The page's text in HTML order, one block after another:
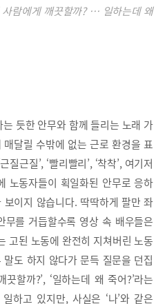
람에게 깨끗할까? … 일하는데 왜
듯한 안무와 함께 들리는 노래 가
달릴 수밖에 없는 근로 환경을 표
질근질’, ‘빨리빨리’, ‘착착’, 여기저
노동자들이 획일화된 안무로 응하
이지 않습니다. 딱딱하게 팔만 좌
를 거듭할수록 영상 속 배우들은
고된 노동에 완전히 지쳐버린 노동
도 하지 않다가 문득 질문을 던집
할까?’, ‘일하는데 왜 죽어?’라는
하고 있지만, 사실은 ‘나’와 같은